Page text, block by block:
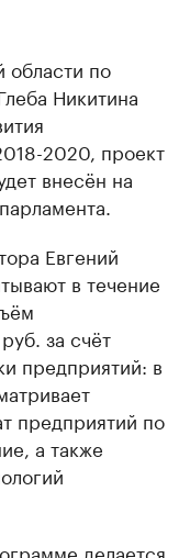
области по
Никитина
2020, проект
внесён на
Евгений
в течение
за счёт
предприятий: в
предприятий по
а также
делается